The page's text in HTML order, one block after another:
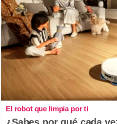
El robot que limpia por ti